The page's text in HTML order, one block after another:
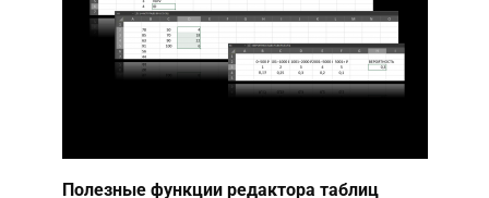
Полезные функции редактора таблиц